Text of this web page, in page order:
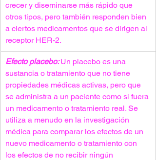
crecer y diseminarse más rápido que
otros tipos, pero también responden bien
a ciertos medicamentos que se dirigen al
receptor HER-2.
Efecto placebo: Un placebo es una
sustancia o tratamiento que no tiene
propiedades médicas activas, pero que
se administra a un paciente como si fuera
un medicamento o tratamiento real. Se
utiliza a menudo en la investigación
médica para comparar los efectos de un
nuevo medicamento o tratamiento con
los efectos de no recibir ningún